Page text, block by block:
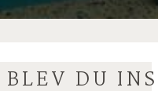
BLEV DU